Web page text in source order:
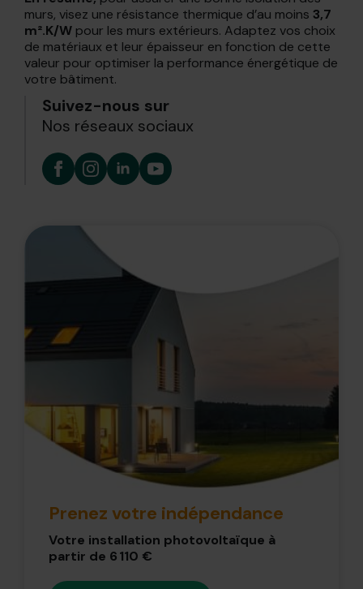
murs, visez une résistance thermique d’au moins 3,7
m².K/W pour les murs extérieurs. Adaptez vos choix
de matériaux et leur épaisseur en fonction de cette
valeur pour optimiser la performance énergétique de
votre bâtiment.
Suivez-nous sur
Nos réseaux sociaux
Prenez votre indépendance
Votre installation photovoltaïque à
partir de 6 110 €